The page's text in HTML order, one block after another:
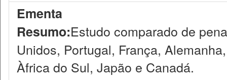
Ementa
Resumo:Estudo comparado de
Unidos, Portugal, França,
Àfrica do Sul, Japão e Canadá.